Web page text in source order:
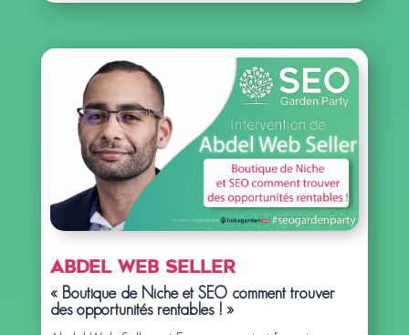
Abdel Web Seller
« Boutique de Niche et SEO comment trouver
des opportunités rentables ! »